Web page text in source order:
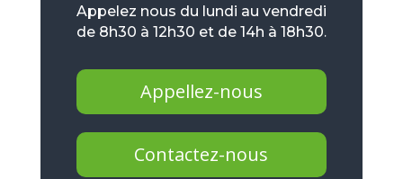
Appelez nous du lundi au vendredi
de 8h30 à 12h30 et de 14h à 18h30.
Appellez-nous
Contactez-nous